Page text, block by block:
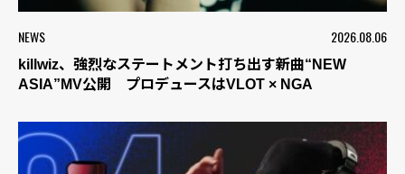
NEWS 2026.08.06
killwiz、強烈なステートメント打ち出す新曲“NEW
ASIA”MV公開 プロデュースはVLOT × NGA